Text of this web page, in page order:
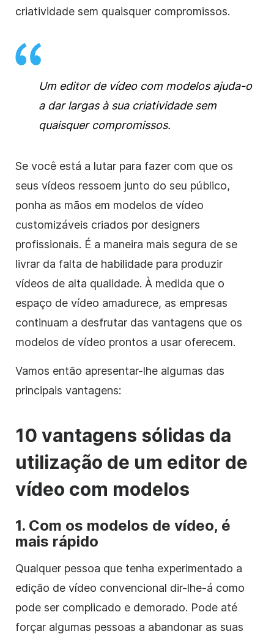
criatividade sem quaisquer compromissos.
Um editor de vídeo com modelos ajuda-o
a dar largas à sua criatividade sem
quaisquer compromissos.
Se você está a lutar para fazer com que os
seus vídeos ressoem junto do seu público,
ponha as mãos em modelos de vídeo
customizáveis criados por designers
profissionais. É a maneira mais segura de se
livrar da falta de habilidade para produzir
vídeos de alta qualidade. À medida que o
espaço de vídeo amadurece, as empresas
continuam a desfrutar das vantagens que os
modelos de vídeo prontos a usar oferecem.
Vamos então apresentar-lhe algumas das
principais vantagens:
10 vantagens sólidas da
utilização de um editor de
vídeo com modelos
1. Com os modelos de vídeo, é
mais rápido
Qualquer pessoa que tenha experimentado a
edição de vídeo convencional dir-lhe-á como
pode ser complicado e demorado. Pode até
forçar algumas pessoas a abandonar as suas